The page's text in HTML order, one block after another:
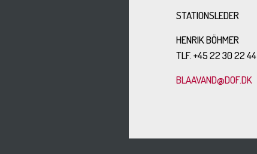
STATIONSLEDER
HENRIK BÖHMER
TLF. +45 22 30 22 44
BLAAVAND@DOF.DK